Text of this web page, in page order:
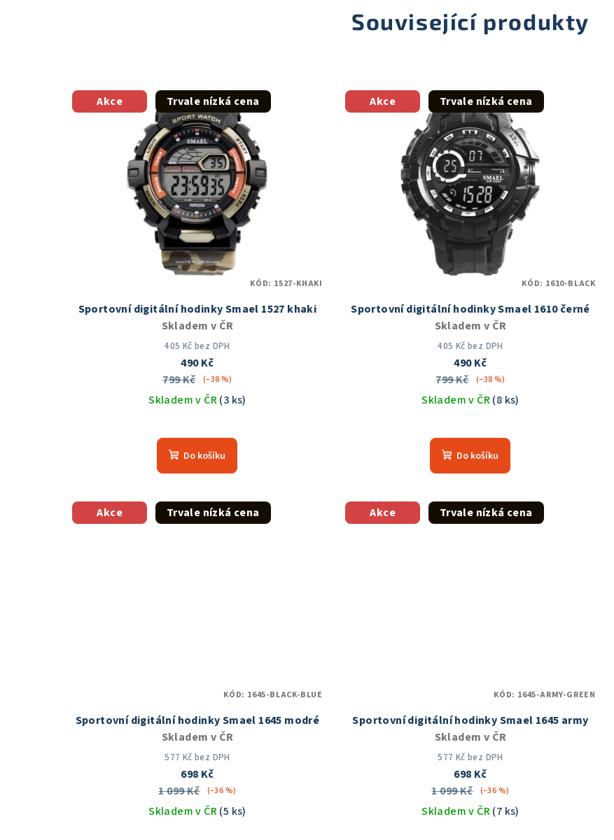
Související produkty
Akce Trvale nízká cena
Sportovní digitální hodinky Smael 1527 khaki
Skladem v ČR
405 Kč bez DPH
490 Kč
799 Kč
(–38 %)
Skladem v ČR(3 ks)
hodnocení
produktu
je
z
5
Do košíku
KÓD: 1527-KHAKI
Akce Trvale nízká cena
Sportovní digitální hodinky Smael 1610 černé
Skladem v ČR
405 Kč bez DPH
490 Kč
799 Kč
(–38 %)
Skladem v ČR(8 ks)
hodnocení
produktu
je
z
5
Do košíku
KÓD: 1610-BLACK
Akce Trvale nízká cena
Sportovní digitální hodinky Smael 1645 modré
Skladem v ČR
577 Kč bez DPH
698 Kč
1 099 Kč
(–36 %)
Skladem v ČR(5 ks)
KÓD: 1645-BLACK-BLUE
Akce Trvale nízká cena
Sportovní digitální hodinky Smael 1645 army
Skladem v ČR
577 Kč bez DPH
698 Kč
1 099 Kč
(–36 %)
Skladem v ČR(7 ks)
KÓD: 1645-ARMY-GREEN